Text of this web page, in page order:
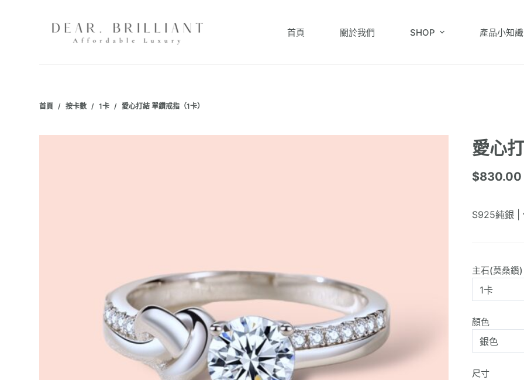
首頁 關於我們 SHOP 產品小知識
首頁 / 按卡數 / 1卡 / 愛心打結 單鑽戒指（1卡）
愛心
$830.00
S925純銀 |
主石(莫桑鑽)
顏色
尺寸